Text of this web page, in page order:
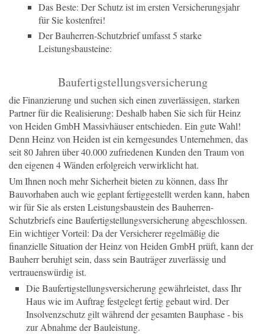
Das Beste: Der Schutz ist im ersten Versicherungsjahr
für Sie kostenfrei!
Der Bauherren-Schutzbrief umfasst 5 starke
Leistungsbausteine:
Baufertigstellungsversicherung
die Finanzierung und suchen sich einen zuverlässigen, starken
Partner für die Realisierung: Deshalb haben Sie sich für Heinz
von Heiden GmbH Massivhäuser entschieden. Ein gute Wahl!
Denn Heinz von Heiden ist ein kerngesundes Unternehmen, das
seit 80 Jahren über 40.000 zufriedenen Kunden den Traum von
den eigenen 4 Wänden erfolgreich verwirklicht hat.
Um Ihnen noch mehr Sicherheit bieten zu können, dass Ihr
Bauvorhaben auch wie geplant fertiggestellt werden kann, haben
wir für Sie als ersten Leistungsbaustein des Bauherren-
Schutzbriefs eine Baufertigstellungsversicherung abgeschlossen.
Ein wichtiger Vorteil: Da der Versicherer regelmäßig die
finanzielle Situation der Heinz von Heiden GmbH prüft, kann der
Bauherr beruhigt sein, dass sein Bauträger zuverlässig und
vertrauenswürdig ist.
Die Baufertigstellungsversicherung gewährleistet, dass Ihr
Haus wie im Auftrag festgelegt fertig gebaut wird. Der
Insolvenzschutz gilt während der gesamten Bauphase - bis
zur Abnahme der Bauleistung.